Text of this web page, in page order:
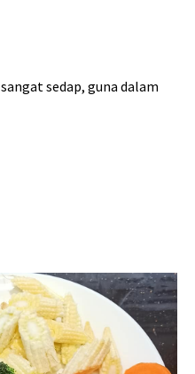
sangat sedap, guna dalam